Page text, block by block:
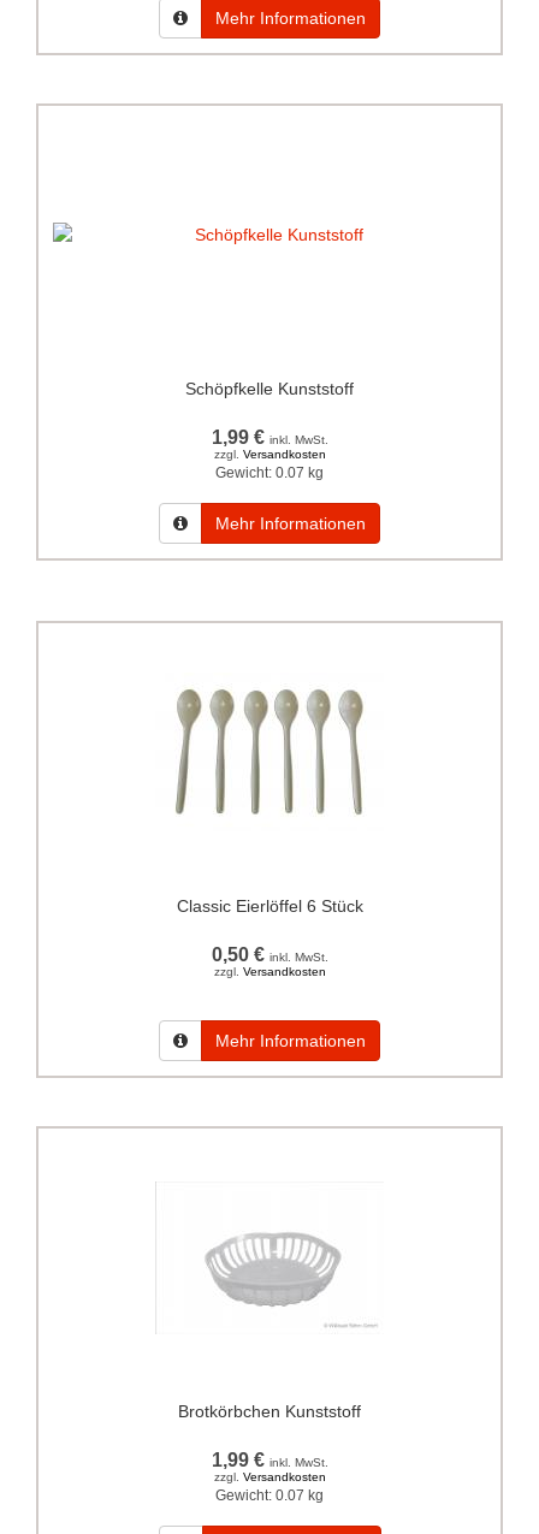
Mehr Informationen
Schöpfkelle Kunststoff
1,99 € inkl. MwSt.
zzgl. Versandkosten
Gewicht: 0.07 kg
Mehr Informationen
Classic Eierlöffel 6 Stück
0,50 € inkl. MwSt.
zzgl. Versandkosten
Mehr Informationen
Brotkörbchen Kunststoff
1,99 € inkl. MwSt.
zzgl. Versandkosten
Gewicht: 0.07 kg